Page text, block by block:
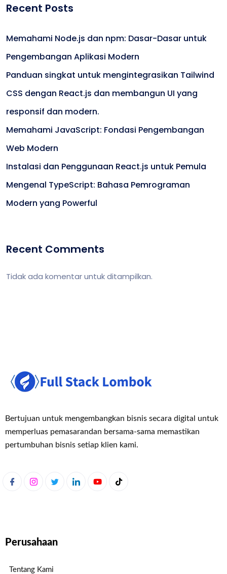
Recent Posts
Memahami Node.js dan npm: Dasar-Dasar untuk
Pengembangan Aplikasi Modern
Panduan singkat untuk mengintegrasikan Tailwind
CSS dengan React.js dan membangun UI yang
responsif dan modern.
Memahami JavaScript: Fondasi Pengembangan
Web Modern
Instalasi dan Penggunaan React.js untuk Pemula
Mengenal TypeScript: Bahasa Pemrograman
Modern yang Powerful
Recent Comments
Tidak ada komentar untuk ditampilkan.
Bertujuan untuk mengembangkan bisnis secara digital untuk
memperluas pemasarandan bersama-sama memastikan
pertumbuhan bisnis setiap klien kami.
Perusahaan
Tentang Kami